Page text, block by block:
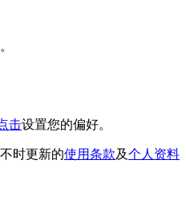
击设置您的偏好。
时更新的使用条款及个人资料